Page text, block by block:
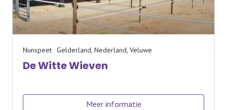
Nunspeet Gelderland, Nederland, Veluwe
De Witte Wieven
Meer informatie